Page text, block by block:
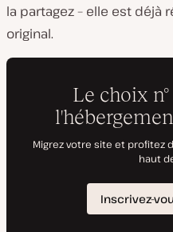
la partagez – elle est
original.